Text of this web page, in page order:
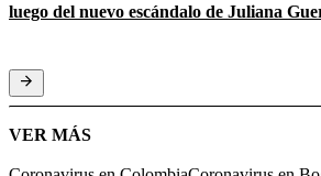
luego del nuevo escándalo de Juliana
VER MÁS